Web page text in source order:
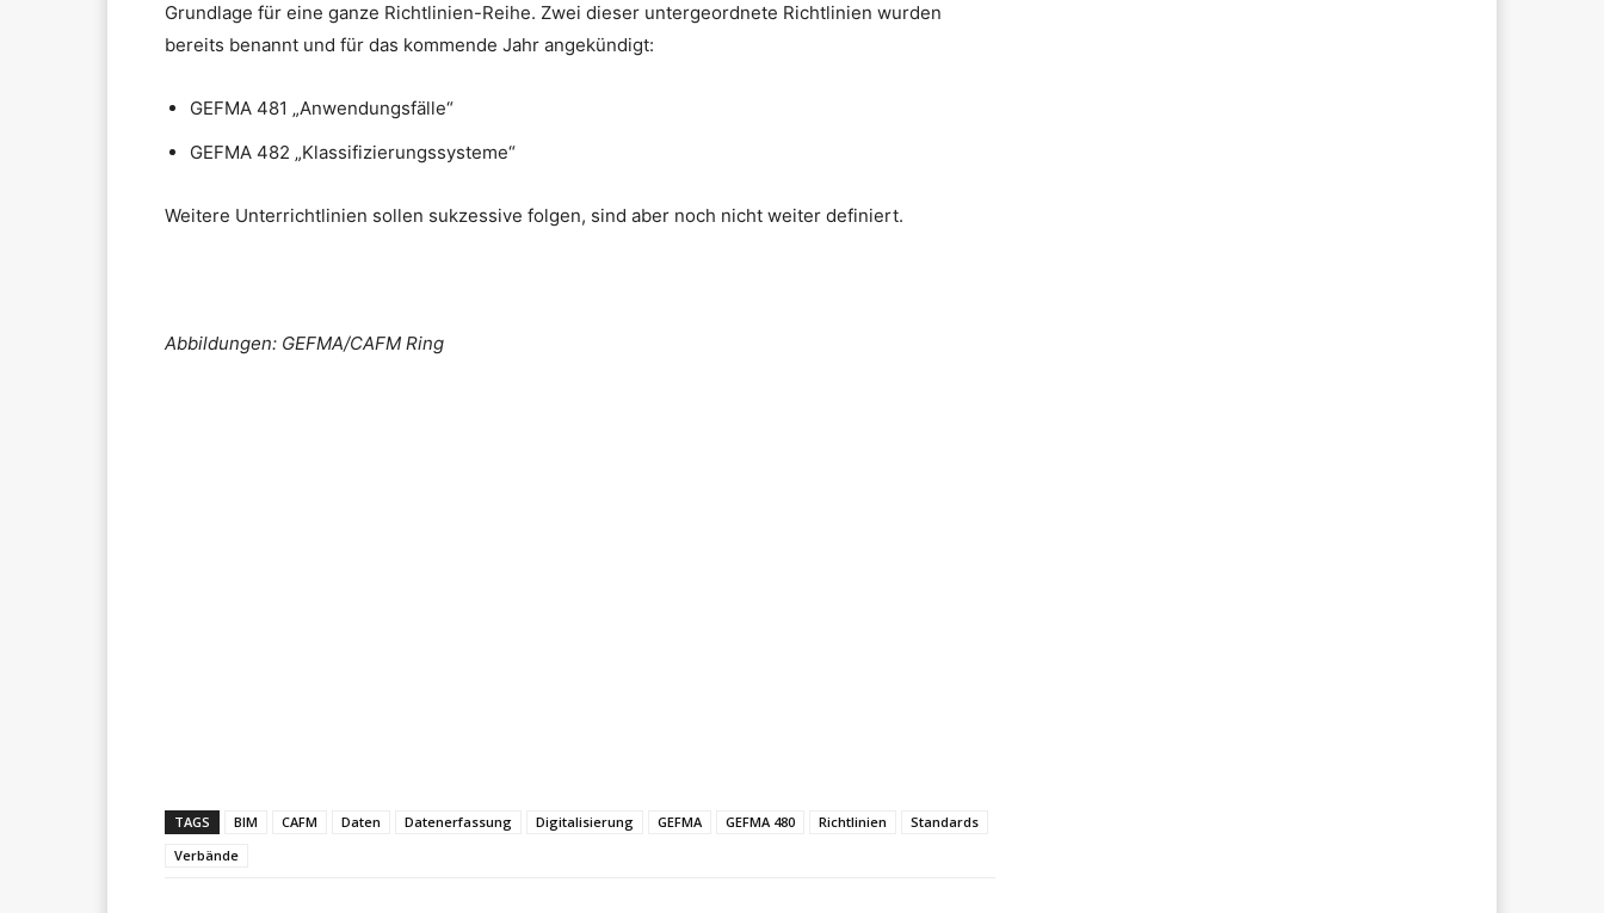
Grundlage für eine ganze Richtlinien-Reihe. Zwei dieser untergeordnete Richtlinien wurden
bereits benannt und für das kommende Jahr angekündigt:
GEFMA 481 „Anwendungsfälle“
GEFMA 482 „Klassifizierungssysteme“
Weitere Unterrichtlinien sollen sukzessive folgen, sind aber noch nicht weiter definiert.
Abbildungen: GEFMA/CAFM Ring
TAGS BIM CAFM Daten Datenerfassung Digitalisierung GEFMA GEFMA 480 Richtlinien
Standards
Verbände